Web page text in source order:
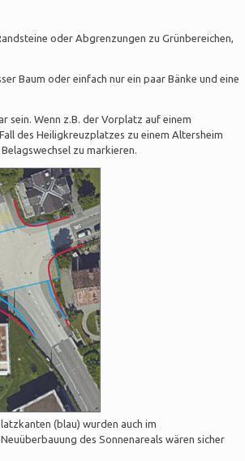
oder Abgrenzungen zu Grünbereichen,
Baum oder einfach nur ein paar Bänke und eine
sein. Wenn z.B. der Vorplatz auf einem
des Heiligkreuzplatzes zu einem Altersheim
zu markieren.
(blau) wurden auch im
des Sonnenareals wären sicher